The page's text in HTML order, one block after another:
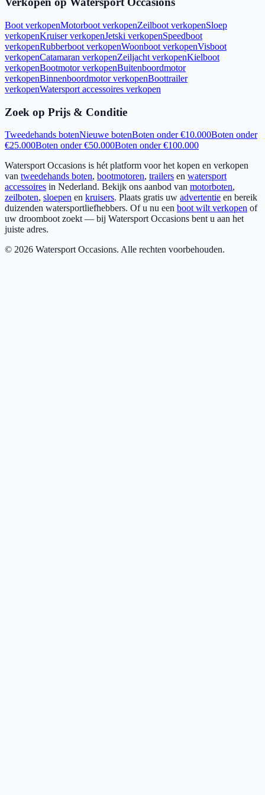
Boot verkopenMotorboot verkopenZeilboot verkopenSloep
verkopenKruiser verkopenJetski verkopenSpeedboot
verkopenRubberboot verkopenWoonboot verkopenVisboot
verkopenCatamaran verkopenZeiljacht verkopenKielboot
verkopenBootmotor verkopenBuitenboordmotor
verkopenBinnenboordmotor verkopenBoottrailer
verkopenWatersport accessoires verkopen
Zoek op Prijs & Conditie
Tweedehands botenNieuwe botenBoten onder €10.000Boten onder
€25.000Boten onder €50.000Boten onder €100.000
Watersport Occasions is hét platform voor het kopen en verkopen
van tweedehands boten, bootmotoren, trailers en watersport
accessoires in Nederland. Bekijk ons aanbod van motorboten,
zeilboten, sloepen en kruisers. Plaats gratis uw advertentie en bereik
duizenden watersportliefhebbers. Of u nu een boot wilt verkopen of
uw droomboot zoekt — bij Watersport Occasions bent u aan het
juiste adres.
© 2026 Watersport Occasions. Alle rechten voorbehouden.